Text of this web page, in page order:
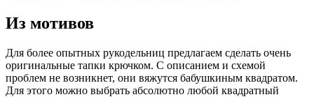
Из мотивов
Для более опытных рукодельниц предлагаем сделать очень
оригинальные тапки крючком. С описанием и схемой
проблем не возникнет, они вяжутся бабушкиным квадратом.
Для этого можно выбрать абсолютно любой квадратный